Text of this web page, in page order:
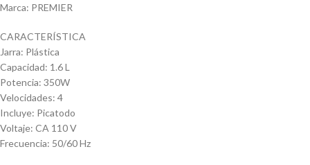
Marca: PREMIER
CARACTERÍSTICA
Jarra: Plástica
Capacidad: 1.6 L
Potencia: 350W
Velocidades: 4
Incluye: Picatodo
Voltaje: CA 110 V
Frecuencia: 50/60 Hz